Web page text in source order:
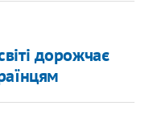
дорожчає